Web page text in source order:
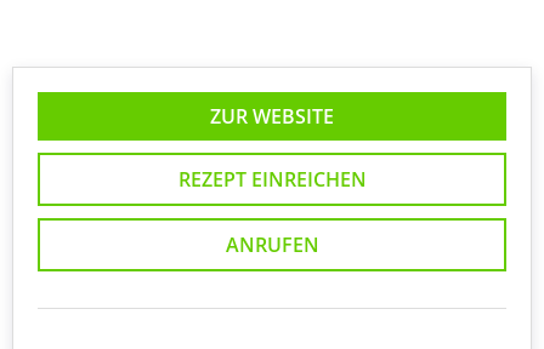
ZUR WEBSITE
REZEPT EINREICHEN
ANRUFEN